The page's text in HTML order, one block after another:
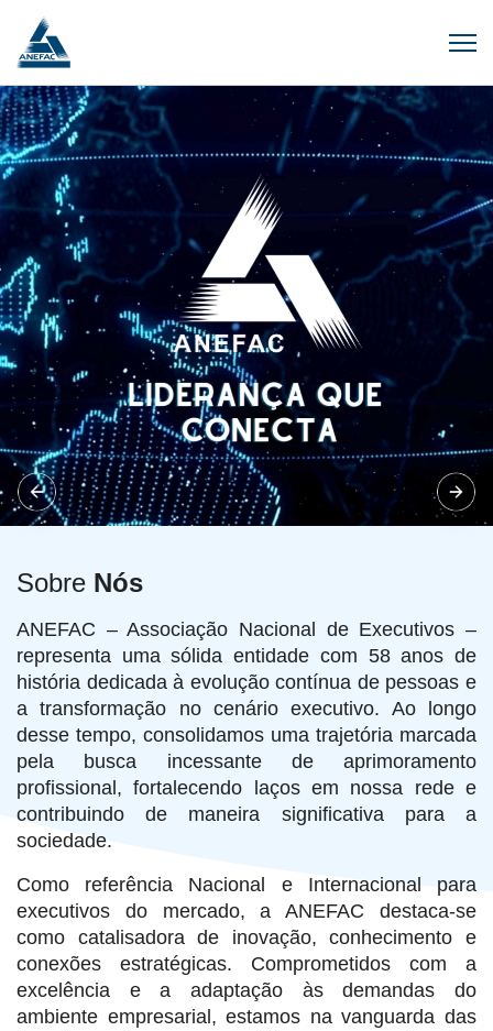
Sobre Nós
ANEFAC – Associação Nacional de Executivos –
representa uma sólida entidade com 58 anos de
história dedicada à evolução contínua de pessoas e
a transformação no cenário executivo. Ao longo
desse tempo, consolidamos uma trajetória marcada
pela busca incessante de aprimoramento
profissional, fortalecendo laços em nossa rede e
contribuindo de maneira significativa para a
sociedade.
Como referência Nacional e Internacional para
executivos do mercado, a ANEFAC destaca-se
como catalisadora de inovação, conhecimento e
conexões estratégicas. Comprometidos com a
excelência e a adaptação às demandas do
ambiente empresarial, estamos na vanguarda das